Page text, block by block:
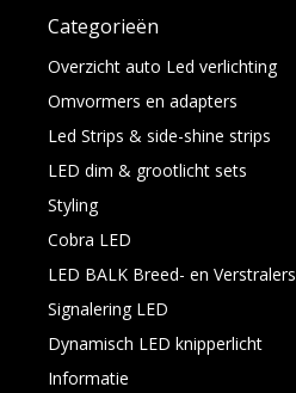
Categorieën
Overzicht auto Led verlichting
Omvormers en adapters
Led Strips & side-shine strips
LED dim & grootlicht sets
Styling
Cobra LED
LED BALK Breed- en Verstralers
Signalering LED
Dynamisch LED knipperlicht
Informatie